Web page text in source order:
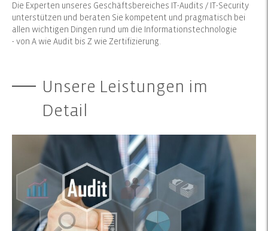
Die Experten unseres Geschäftsbereiches IT-Audits / IT-Security
unterstützen und beraten Sie kompetent und pragmatisch bei
allen wichtigen Dingen rund um die Informationstechnologie
- von A wie Audit bis Z wie Zertifizierung.
Unsere Leistungen im
Detail